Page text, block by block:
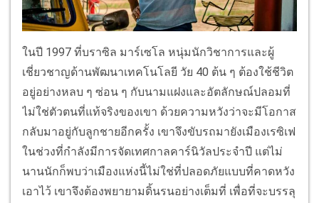
ในปี 1997 ที่บราซิล มาร์เซโล หนุ่มนักวิชาการและผู้
เชี่ยวชาญด้านพัฒนาเทคโนโลยี วัย 40 ต้น ๆ ต้องใช้ชีวิต
อยู่อย่างหลบ ๆ ซ่อน ๆ กับนามแฝงและอัตลักษณ์ปลอมที่
ไม่ใช่ตัวตนที่แท้จริงของเขา ด้วยความหวังว่าจะมีโอกาส
กลับมาอยู่กับลูกชายอีกครั้ง เขาจึงขับรถมายังเมืองเรซิเฟ
ในช่วงที่กำลังมีการจัดเทศกาลคาร์นิวัลประจำปี แต่ไม่
นานนักก็พบว่าเมืองแห่งนี้ไม่ใช่ที่ปลอดภัยแบบที่คาดหวัง
เอาไว้ เขาจึงต้องพยายามดิ้นรนอย่างเต็มที่ เพื่อที่จะบรรลุ